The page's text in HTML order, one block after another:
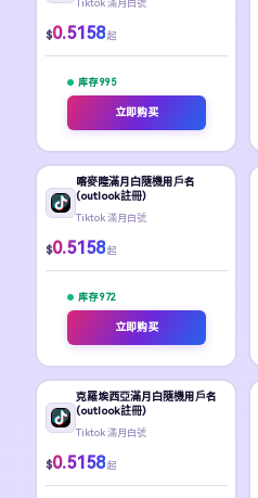
Tiktok 滿月白號
$0.5158 起
库存 995
立即购买
喀麥隆滿月白隨機用戶名
(outlook註冊)
Tiktok 滿月白號
$0.5158 起
库存 972
立即购买
克羅埃西亞滿月白隨機用戶名
(outlook註冊)
Tiktok 滿月白號
$0.5158 起